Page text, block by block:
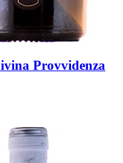
Provvidenza